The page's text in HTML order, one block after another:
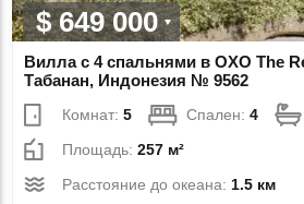
$ 649 000
Вилла с 4 спальнями в OXO The
Табанан, Индонезия № 9562
Комнат:5 Спален:4
Площадь:257 м²
Расстояние до океана: 1.5 км